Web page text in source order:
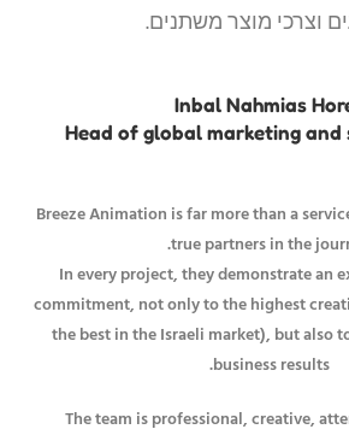
וצרכי מוצר משתנים.
Inbal Nahmias
Head of global marketing
“Breeze Animation is far more than a
true partners in the
In every project, they demonstrate an
commitment, not only to the highest
the best in the Israeli market), but also
business results.
The team is professional, creative,